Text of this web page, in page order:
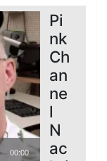
00:00
Pi
nk
Ch
an
ne
l
N
ac